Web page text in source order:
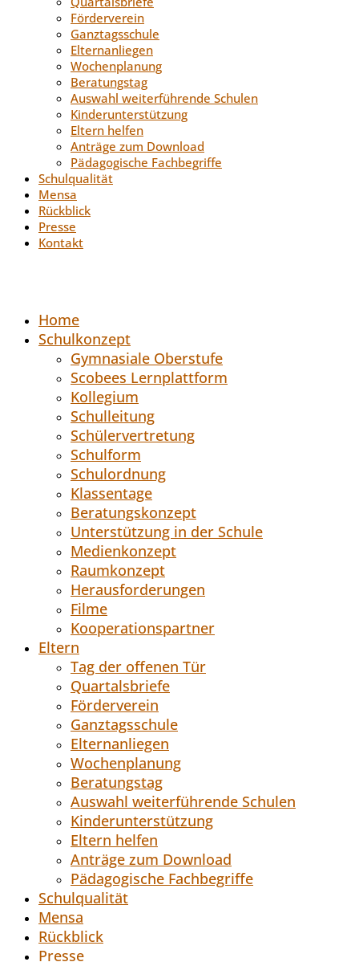
Förderverein
Ganztagsschule
Elternanliegen
Wochenplanung
Beratungstag
Auswahl weiterführende Schulen
Kinderunterstützung
Eltern helfen
Anträge zum Download
Pädagogische Fachbegriffe
Schulqualität
Mensa
Rückblick
Presse
Kontakt
Home
Schulkonzept
Gymnasiale Oberstufe
Scobees Lernplattform
Kollegium
Schulleitung
Schülervertretung
Schulform
Schulordnung
Klassentage
Beratungskonzept
Unterstützung in der Schule
Medienkonzept
Raumkonzept
Herausforderungen
Filme
Kooperationspartner
Eltern
Tag der offenen Tür
Quartalsbriefe
Förderverein
Ganztagsschule
Elternanliegen
Wochenplanung
Beratungstag
Auswahl weiterführende Schulen
Kinderunterstützung
Eltern helfen
Anträge zum Download
Pädagogische Fachbegriffe
Schulqualität
Mensa
Rückblick
Presse